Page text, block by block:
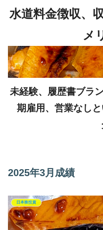
未経験、履歴書ブラ
期雇用、営業なし
2025年3月成績
日本株投資